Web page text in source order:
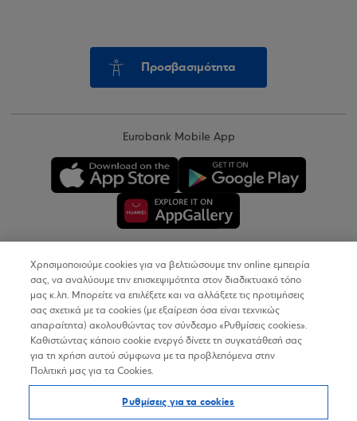
Προσβασιμότητα
Eurobank Mobile App
Copyright © 2026
Όροι Χρήσης
Προσωπικά Δεδομένα στον Διαδικτυακό Τόπο
Δήλωση Προσβασιμότητας
Χρησιμοποιούμε cookies για να βελτιώσουμε την online εμπειρία
σας, να αναλύουμε την επισκεψιμότητα στον διαδικτυακό τόπο
μας κ.λπ. Μπορείτε να επιλέξετε και να αλλάξετε τις προτιμήσεις
σας σχετικά με τα cookies (με εξαίρεση όσα είναι τεχνικώς
απαραίτητα) ακολουθώντας τον σύνδεσμο «Ρυθμίσεις cookies».
Καθιστώντας κάποιο cookie ενεργό δίνετε τη συγκατάθεσή σας
για τη χρήση αυτού σύμφωνα με τα προβλεπόμενα στην
Πολιτική μας για τα Cookies.
Ρυθμίσεις για τα cookies